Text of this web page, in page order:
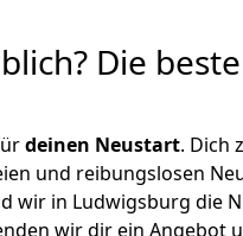
Die
deinen Neustart. Dich
und reibungslosen
wir in Ludwigsburg die
wir dir ein Angebot